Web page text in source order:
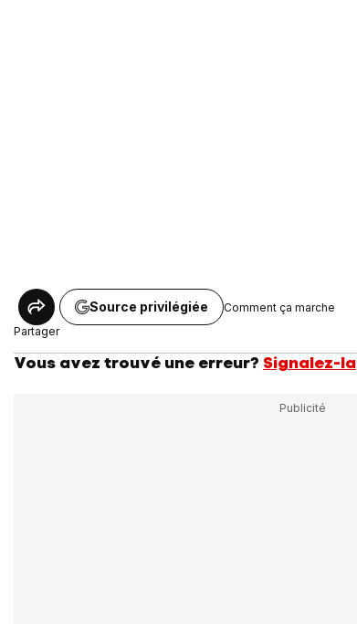
Partager
Source privilégiée Comment ça marche
Vous avez trouvé une erreur? Signalez-la